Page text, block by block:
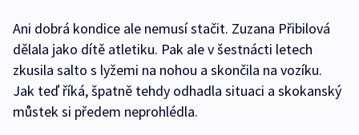
Ani dobrá kondice ale nemusí stačit. Zuzana Přibilová
dělala jako dítě atletiku. Pak ale v šestnácti letech
zkusila salto s lyžemi na nohou a skončila na vozíku.
Jak teď říká, špatně tehdy odhadla situaci a skokanský
můstek si předem neprohlédla.